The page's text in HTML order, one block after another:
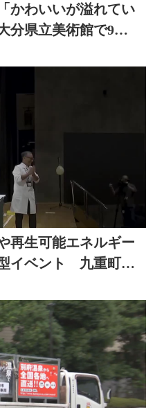
かわいいが溢れてい
分県立美術館で9月
再生可能エネルギー
イベント 九重町・